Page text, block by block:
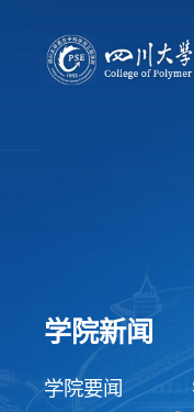
学院新闻
学院要闻